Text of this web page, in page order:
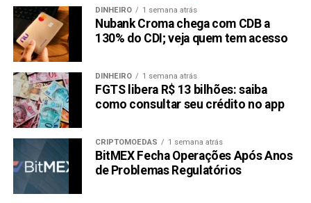
7- Renda Variável –Aplicações embolsa de valores
compra e venda de ações enviar todas as notas de
corretagem, extratos de recebimentos de dividendos.
8. Informações gerais
dados da conta bancária para restituição ou débitos
das cotas de imposto apurado, caso haja;
nome, CPF, grau de parentesco dos dependentes e
data de nascimento;
DINHEIRO 1 semana atrás
Nubank Croma chega com CDB a
130% do CDI; veja quem tem acesso
DINHEIRO 1 semana atrás
FGTS libera R$ 13 bilhões: saiba
como consultar seu crédito no app
CRIPTOMOEDAS 1 semana atrás
BitMEX Fecha Operações Após Anos
de Problemas Regulatórios